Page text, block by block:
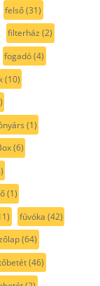
felső(31)
filterház (2)
fogadó(4)
(10)
(1)
(6)
(1)
fúvóka (42)
(64)
(46)